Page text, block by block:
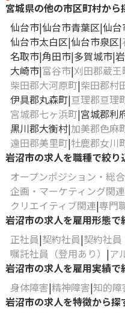
宮城県の他の市区町村から
仙台市 仙台市青葉区 仙台
仙台市太白区 仙台市泉区
名取市 角田市 多賀城市
大崎市 富谷市 刈田郡蔵王
柴田郡大河原町 柴田郡村
伊具郡丸森町 亘理郡亘理
宮城郡七ヶ浜町 宮城郡利
黒川郡大衡村 加美郡色麻
遠田郡美里町 牡鹿郡女川
岩沼市の求人を職種で絞り
オープンポジション・総
企画・マーケティング関連
クリエイティブ関連 専門
岩沼市の求人を雇用形態で
正社員 契約社員 契約社員
嘱託社員（登用あり）
ア
岩沼市の求人を雇用実績で
身体障害 精神障害 知的障
岩沼市の求人を特徴から探